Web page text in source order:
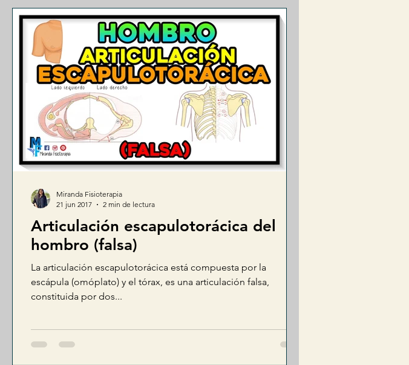
Articulación escapulotorácica del
hombro (falsa)
La articulación escapulotorácica está compuesta por la
escápula (omóplato) y el tórax, es una articulación falsa,
constituida por dos...
Miranda Fisioterapia
21 jun 2017
2 min de lectura